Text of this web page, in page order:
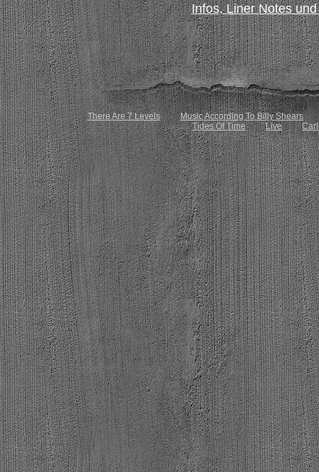
Infos, Liner Notes und
There Are 7 Levels
Music According To Billy Shears
Tides Of Time
Live